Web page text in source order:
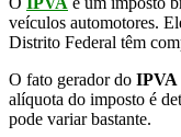
veículos automotores.
Distrito Federal têm
O fato gerador do IPVA
alíquota do imposto é
pode variar bastante.